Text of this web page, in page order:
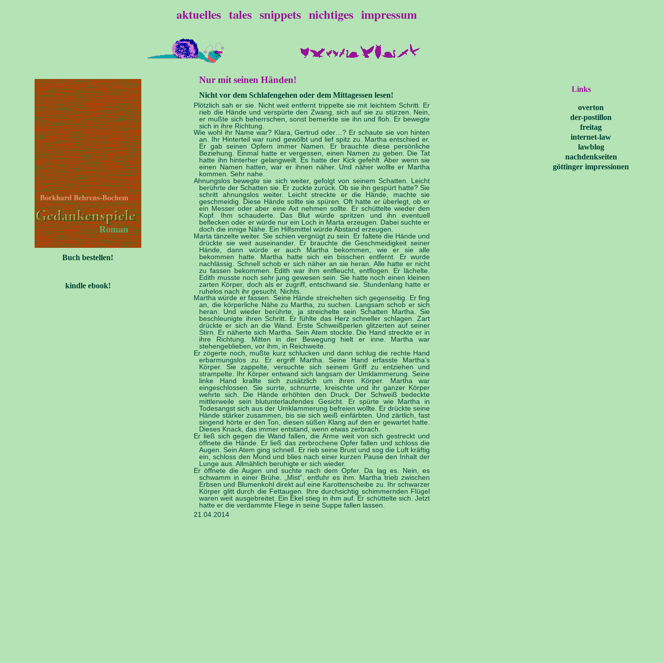
Buch bestellen!
kindle ebook!
Links
overton
der-postillon
freitag
internet-law
lawblog
nachdenkseiten
göttinger impressionen
Nur mit seinen Händen!
Nicht vor dem Schlafengehen oder dem Mittagessen lesen!
Plötzlich sah er sie. Nicht weit entfernt trippelte sie mit leichtem Schritt. Er
rieb die Hände und verspürte den Zwang, sich auf sie zu stürzen. Nein,
er mußte sich beherrschen, sonst bemerkte sie ihn und floh. Er bewegte
sich in ihre Richtung.
Wie wohl ihr Name war? Klara, Gertrud oder…? Er schaute sie von hinten
an. Ihr Hinterteil war rund gewölbt und lief spitz zu. Martha entschied er.
Er gab seinen Opfern immer Namen. Er brauchte diese persönliche
Beziehung. Einmal hatte er vergessen, einen Namen zu geben. Die Tat
hatte ihn hinterher gelangweilt. Es hatte der Kick gefehlt. Aber wenn sie
einen Namen hatten, war er ihnen näher. Und näher wollte er Martha
kommen. Sehr nahe.
Ahnungslos bewegte sie sich weiter, gefolgt von seinem Schatten. Leicht
berührte der Schatten sie. Er zuckte zurück. Ob sie ihn gespürt hatte? Sie
schritt ahnungslos weiter. Leicht streckte er die Hände, machte sie
geschmeidig. Diese Hände sollte sie spüren. Oft hatte er überlegt, ob er
ein Messer oder aber eine Axt nehmen sollte. Er schüttelte wieder den
Kopf. Ihm schauderte. Das Blut würde spritzen und ihn eventuell
beflecken oder er würde nur ein Loch in Marta erzeugen. Dabei suchte er
doch die innige Nähe. Ein Hilfsmittel würde Abstand erzeugen.
Marta tänzelte weiter. Sie schien vergnügt zu sein. Er faltete die Hände und
drückte sie weit auseinander. Er brauchte die Geschmeidigkeit seiner
Hände, dann würde er auch Martha bekommen, wie er sie alle
bekommen hatte. Martha hatte sich ein bisschen entfernt. Er wurde
nachlässig. Schnell schob er sich näher an sie heran. Alle hatte er nicht
zu fassen bekommen. Edith war ihm entfleucht, entflogen. Er lächelte.
Edith musste noch sehr jung gewesen sein. Sie hatte noch einen kleinen
zarten Körper, doch als er zugriff, entschwand sie. Stundenlang hatte er
ruhelos nach ihr gesucht. Nichts.
Martha würde er fassen. Seine Hände streichelten sich gegenseitig. Er fing
an, die körperliche Nähe zu Martha, zu suchen. Langsam schob er sich
heran. Und wieder berührte, ja streichelte sein Schatten Martha. Sie
beschleunigte ihren Schritt. Er fühlte das Herz schneller schlagen. Zart
drückte er sich an die Wand. Erste Schweißperlen glitzerten auf seiner
Stirn. Er näherte sich Martha. Sein Atem stockte. Die Hand streckte er in
ihre Richtung. Mitten in der Bewegung hielt er inne. Martha war
stehengeblieben, vor ihm, in Reichweite.
Er zögerte noch, mußte kurz schlucken und dann schlug die rechte Hand
erbarmungslos zu. Er ergriff Martha. Seine Hand erfasste Martha’s
Körper. Sie zappelte, versuchte sich seinem Griff zu entziehen und
strampelte. Ihr Körper entwand sich langsam der Umklammerung. Seine
linke Hand krallte sich zusätzlich um ihren Körper. Martha war
eingeschlossen. Sie surrte, schnurrte, kreischte und ihr ganzer Körper
wehrte sich. Die Hände erhöhten den Druck. Der Schweiß bedeckte
mittlerweile sein blutunterlaufendes Gesicht. Er spürte wie Martha in
Todesangst sich aus der Umklammerung befreien wollte. Er drückte seine
Hände stärker zusammen, bis sie sich weiß einfärbten. Und zärtlich, fast
singend hörte er den Ton, diesen süßen Klang auf den er gewartet hatte.
Dieses Knack, das immer entstand, wenn etwas zerbrach.
Er ließ sich gegen die Wand fallen, die Arme weit von sich gestreckt und
öffnete die Hände. Er ließ das zerbrochene Opfer fallen und schloss die
Augen. Sein Atem ging schnell. Er rieb seine Brust und sog die Luft kräftig
ein, schloss den Mund und blies nach einer kurzen Pause den Inhalt der
Lunge aus. Allmählich beruhigte er sich wieder.
Er öffnete die Augen und suchte nach dem Opfer. Da lag es. Nein, es
schwamm in einer Brühe. „Mist“, entfuhr es ihm. Martha trieb zwischen
Erbsen und Blumenkohl direkt auf eine Karottenscheibe zu. Ihr schwarzer
Körper glitt durch die Fettaugen. Ihre durchsichtig schimmernden Flügel
waren weit ausgebreitet. Ein Ekel stieg in ihm auf. Er schüttelte sich. Jetzt
hatte er die verdammte Fliege in seine Suppe fallen lassen.
21.04.2014